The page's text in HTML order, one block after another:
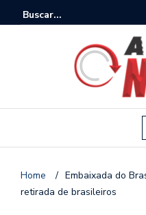
Home / Embaixada do
retirada de brasileiros